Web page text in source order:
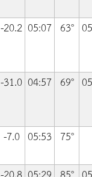
-20.2 05:07 63°
-31.0 04:57 69°
-7.0 05:53 75°